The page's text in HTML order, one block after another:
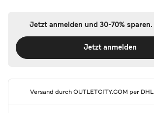
Jetzt anmelden und 30-70% sparen.
Jetzt anmelden
Versand durchOUTLETCITY.COM per DHL